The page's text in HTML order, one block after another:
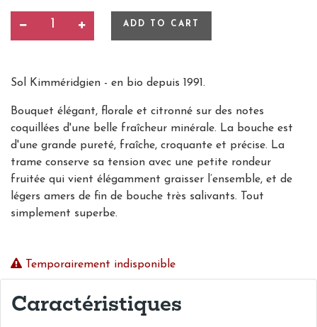
ADD TO CART
Sol Kimméridgien - en bio depuis 1991.
Bouquet élégant, florale et citronné sur des notes
coquillées d'une belle fraîcheur minérale. La bouche est
d'une grande pureté, fraîche, croquante et précise. La
trame conserve sa tension avec une petite rondeur
fruitée qui vient élégamment graisser l’ensemble, et de
légers amers de fin de bouche très salivants. Tout
simplement superbe.
Temporairement indisponible
Caractéristiques